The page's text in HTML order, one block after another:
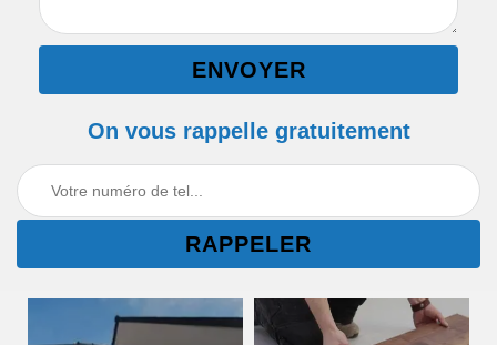
On vous rappelle gratuitement